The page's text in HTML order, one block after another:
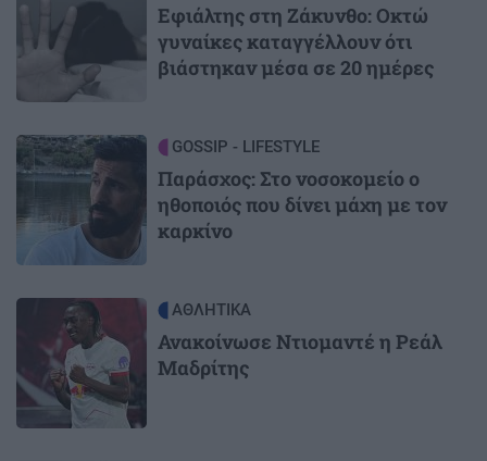
Εφιάλτης στη Ζάκυνθο: Οκτώ
γυναίκες καταγγέλλουν ότι
βιάστηκαν μέσα σε 20 ημέρες
Image GOSSIP - LIFESTYLE
Παράσχος: Στο νοσοκομείο ο
ηθοποιός που δίνει μάχη με τον
καρκίνο
ΑΘΛΗΤΙΚΑ
Ανακοίνωσε Ντιομαντέ η Ρεάλ
Μαδρίτης